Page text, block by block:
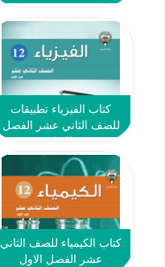
كتاب الفيزياء تطبيقات
للصف الثاني عشر الفصل
كتاب الكيمياء للصف الثاني
عشر الفصل الاول